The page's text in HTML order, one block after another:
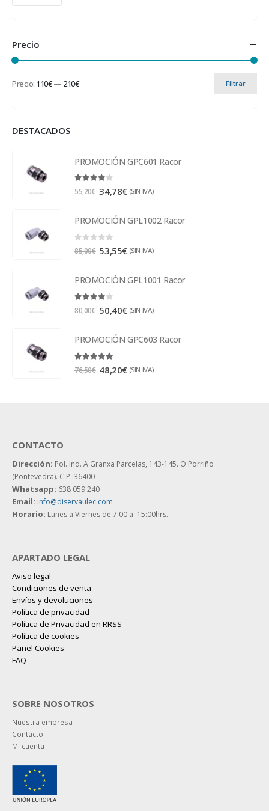
Precio
Filtrar
Precio: 110€— 210€
DESTACADOS
PROMOCIÓN GPC601 Racor
4.00out of 5
55,20€ 34,78€ (SIN IVA)
PROMOCIÓN GPL1002 Racor
0 out of 5
85,00€ 53,55€ (SIN IVA)
PROMOCIÓN GPL1001 Racor
80,00€ 50,40€ (SIN IVA)
PROMOCIÓN GPC603 Racor
76,50€ 48,20€ (SIN IVA)
CONTACTO
Dirección: Pol. Ind. A Granxa Parcelas, 143-145. O Porriño
(Pontevedra). C.P.:36400
Whatsapp: 638 059 240
Email: info@diservaulec.com
Horario: Lunes a Viernes de 7:00 a 15:00hrs.
APARTADO LEGAL
Aviso legal
Condiciones de venta
Envíos y devoluciones
Política de privacidad
Política de Privacidad en RRSS
Política de cookies
Panel Cookies
FAQ
SOBRE NOSOTROS
Nuestra empresa
Contacto
Mi cuenta